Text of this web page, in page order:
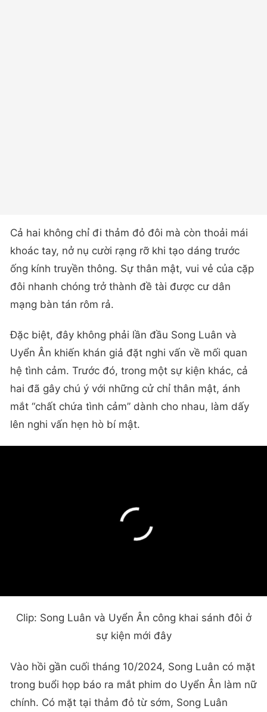
Cả hai không chỉ đi thảm đỏ đôi mà còn thoải mái
khoác tay, nở nụ cười rạng rỡ khi tạo dáng trước
ống kính truyền thông. Sự thân mật, vui vẻ của cặp
đôi nhanh chóng trở thành đề tài được cư dân
mạng bàn tán rôm rả.
Đặc biệt, đây không phải lần đầu Song Luân và
Uyển Ân khiến khán giả đặt nghi vấn về mối quan
hệ tình cảm. Trước đó, trong một sự kiện khác, cả
hai đã gây chú ý với những cử chỉ thân mật, ánh
mắt “chất chứa tình cảm” dành cho nhau, làm dấy
lên nghi vấn hẹn hò bí mật.
Clip: Song Luân và Uyển Ân công khai sánh đôi ở
sự kiện mới đây
Vào hồi gần cuối tháng 10/2024, Song Luân có mặt
trong buổi họp báo ra mắt phim do Uyển Ân làm nữ
chính. Có mặt tại thảm đỏ từ sớm, Song Luân